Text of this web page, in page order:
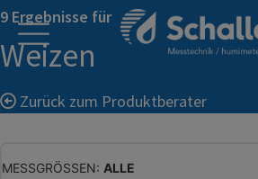
9 Ergebnisse für
Weizen
Zurück zum Produktberater
MESSGRÖSSEN: ALLE